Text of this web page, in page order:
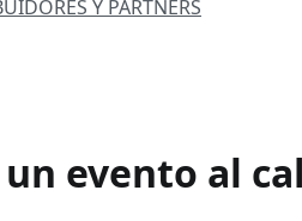
Y PARTNERS
evento al